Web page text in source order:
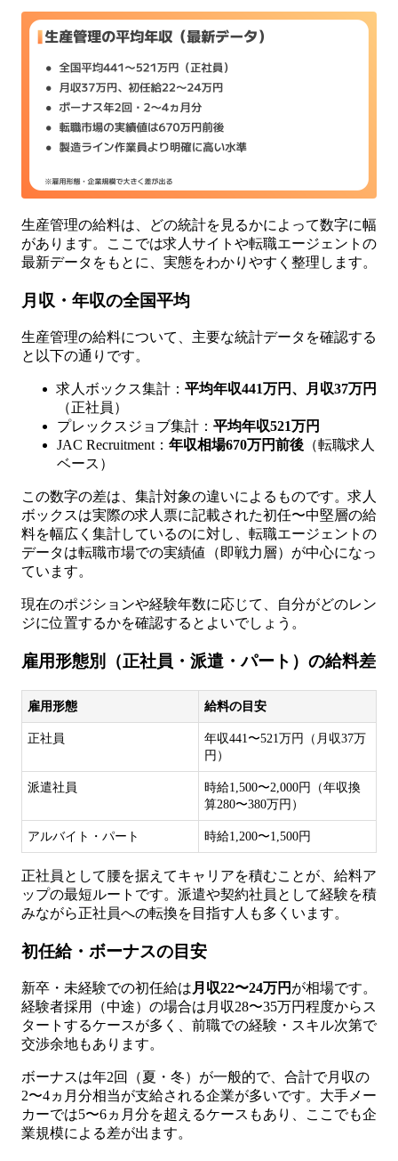
生産管理の給料は、どの統計を見るかによって数字に幅
があります。ここでは求人サイトや転職エージェントの
最新データをもとに、実態をわかりやすく整理します。
月収・年収の全国平均
生産管理の給料について、主要な統計データを確認する
と以下の通りです。
求人ボックス集計： 平均年収441万円、月収37万円
（正社員）
プレックスジョブ集計： 平均年収521万円
JAC Recruitment： 年収相場670万円前後 （転職求人
ベース）
この数字の差は、集計対象の違いによるものです。求人
ボックスは実際の求人票に記載された初任〜中堅層の給
料を幅広く集計しているのに対し、転職エージェントの
データは転職市場での実績値（即戦力層）が中心になっ
ています。
現在のポジションや経験年数に応じて、自分がどのレン
ジに位置するかを確認するとよいでしょう。
雇用形態別（正社員・派遣・パート）の給料差
雇用形態 給料の目安
正社員
年収441〜521万円（月収37万
円）
派遣社員
時給1,500〜2,000円（年収換
算280〜380万円）
アルバイト・パート 時給1,200〜1,500円
正社員として腰を据えてキャリアを積むことが、給料ア
ップの最短ルートです。派遣や契約社員として経験を積
みながら正社員への転換を目指す人も多くいます。
初任給・ボーナスの目安
新卒・未経験での初任給は 月収22〜24万円 が相場です。
経験者採用（中途）の場合は月収28〜35万円程度からス
タートするケースが多く、前職での経験・スキル次第で
交渉余地もあります。
ボーナスは年2回（夏・冬）が一般的で、合計で月収の
2〜4ヵ月分相当が支給される企業が多いです。大手メー
カーでは5〜6ヵ月分を超えるケースもあり、ここでも企
業規模による差が出ます。